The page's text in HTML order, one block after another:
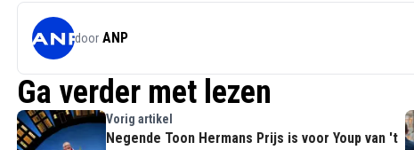
door ANP
Ga verder met lezen
Vorig artikel
Negende Toon Hermans Prijs is voor Youp van 't